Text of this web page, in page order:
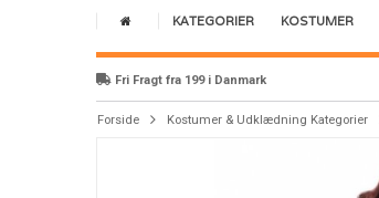
KATEGORIER KOSTUMER
Fri Fragt fra 199 i Danmark
Forside Kostumer & Udklædning Kategorier